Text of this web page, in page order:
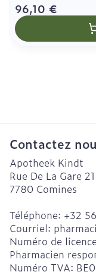
96,10 €
Contactez
Apotheek Kindt
Rue De La Gare 21
7780 Comines
Téléphone: +32
Courriel:
Numéro de
Pharmacien
Numéro TVA: